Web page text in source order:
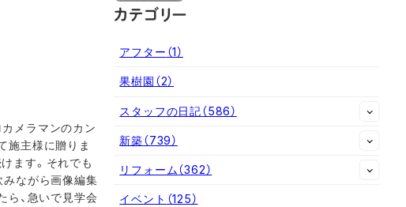
メラマンのカン
施主様に贈りま
ます。それでも
みながら画像編集
ら、急いで見学会
カテゴリー
アフター （1）
果樹園 （2）
スタッフの日記（586）
新築（739）
リフォーム（362）
イベント （125）